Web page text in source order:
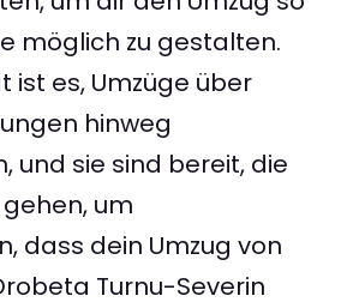
möglich zu gestalten.
ist es, Umzüge über
hinweg
und sie sind bereit, die
um
dass dein Umzug von
Turnu-Severin